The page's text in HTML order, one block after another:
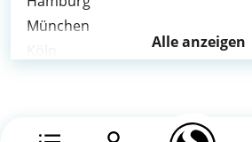
München
Alle anzeigen